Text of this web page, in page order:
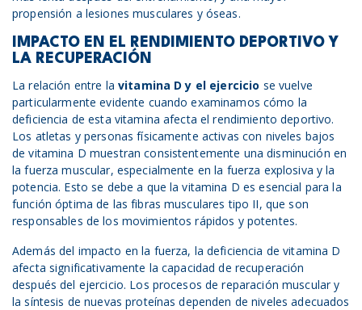
propensión a lesiones musculares y óseas.
IMPACTO EN EL RENDIMIENTO DEPORTIVO Y
LA RECUPERACIÓN
La relación entre la vitamina D y el ejercicio se vuelve
particularmente evidente cuando examinamos cómo la
deficiencia de esta vitamina afecta el rendimiento deportivo.
Los atletas y personas físicamente activas con niveles bajos
de vitamina D muestran consistentemente una disminución en
la fuerza muscular, especialmente en la fuerza explosiva y la
potencia. Esto se debe a que la vitamina D es esencial para la
función óptima de las fibras musculares tipo II, que son
responsables de los movimientos rápidos y potentes.
Además del impacto en la fuerza, la deficiencia de vitamina D
afecta significativamente la capacidad de recuperación
después del ejercicio. Los procesos de reparación muscular y
la síntesis de nuevas proteínas dependen de niveles adecuados